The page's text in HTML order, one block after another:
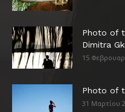
Photo of
Dimitra
15
Photo of
31 Μαρτίου